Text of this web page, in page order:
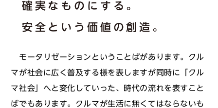
確実なものにする。
安全という価値の創造。
モータリゼーションということばがあります。クル
マが社会に広く普及する様を表しますが同時に「クル
マ社会」へと変化していった、時代の流れを表すこと
ばでもあります。クルマが生活に無くてはならないも